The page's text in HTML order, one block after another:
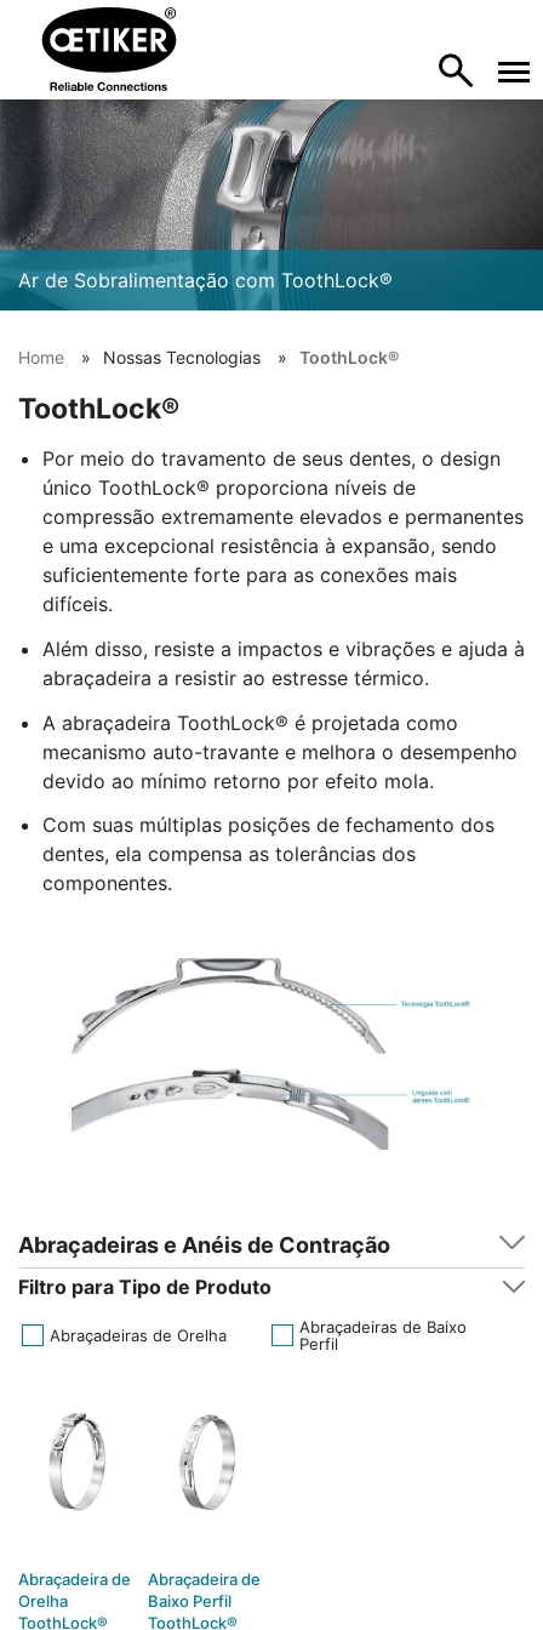
Ar de Sobralimentação com ToothLock®
Home Nossas Tecnologias ToothLock®
ToothLock®
Por meio do travamento de seus dentes, o design
único ToothLock® proporciona níveis de
compressão extremamente elevados e permanentes
e uma excepcional resistência à expansão, sendo
suficientemente forte para as conexões mais
difíceis.
Além disso, resiste a impactos e vibrações e ajuda à
abraçadeira a resistir ao estresse térmico.
A abraçadeira ToothLock® é projetada como
mecanismo auto-travante e melhora o desempenho
devido ao mínimo retorno por efeito mola.
Com suas múltiplas posições de fechamento dos
dentes, ela compensa as tolerâncias dos
componentes.
Abraçadeiras e Anéis de Contração
Filtro para Tipo de Produto
Abraçadeiras de Orelha
Abraçadeiras de Baixo
Perfil
Abraçadeira de
Orelha
ToothLock®
Abraçadeira de
Baixo Perfil
ToothLock®